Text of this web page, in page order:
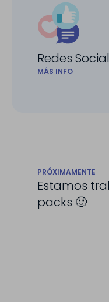
Redes
MÁS INFO
PRÓXIMAMENTE
Estamos
packs 🙂